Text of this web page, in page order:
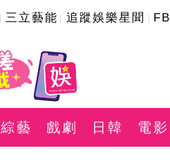
三立藝能 追蹤娛樂星聞 FB
綜藝 戲劇 日韓 電影